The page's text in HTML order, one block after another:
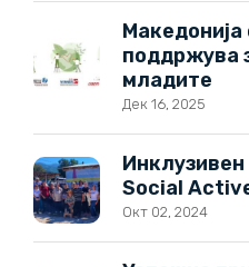
поддржува
младите
Дек 16, 2025
Social
Окт 02, 2024